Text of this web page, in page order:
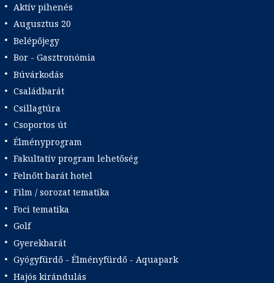
Aktív pihenés
Augusztus 20
Belépőjegy
Bor - Gasztronómia
Búvárkodás
Családbarát
Csillagtúra
Csoportos út
Élményprogram
Fakultatív program lehetőség
Felnőtt barát hotel
Film / sorozat tematika
Foci tematika
Golf
Gyerekbarát
Gyógyfürdő - Élményfürdő - Aquapark
Hajós kirándulás